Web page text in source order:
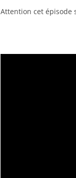
Attention cet épisode